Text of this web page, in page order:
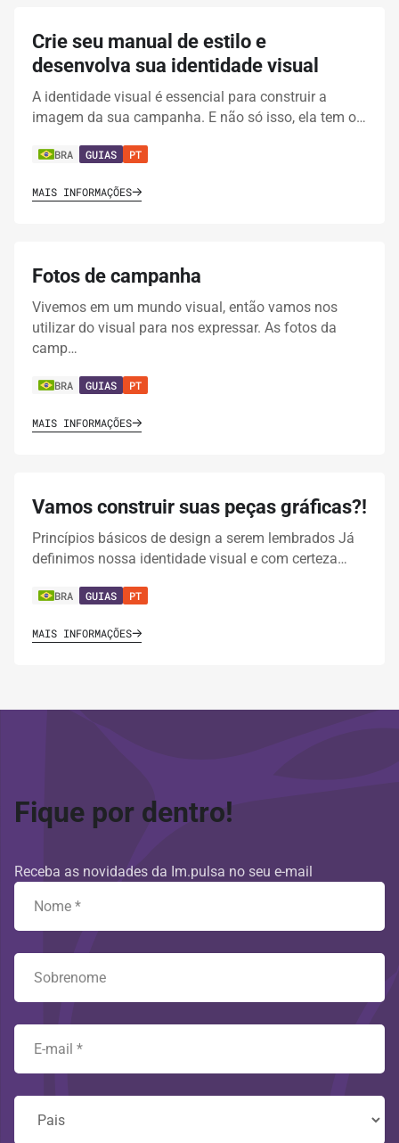
Crie seu manual de estilo e
desenvolva sua identidade visual
A identidade visual é essencial para construir a
imagem da sua campanha. E não só isso, ela tem o…
BRA GUIAS PT
MAIS INFORMAÇÕES
Fotos de campanha
Vivemos em um mundo visual, então vamos nos
utilizar do visual para nos expressar. As fotos da
camp…
BRA GUIAS PT
MAIS INFORMAÇÕES
Vamos construir suas peças gráficas?!
Princípios básicos de design a serem lembrados Já
definimos nossa identidade visual e com certeza…
BRA GUIAS PT
MAIS INFORMAÇÕES
Fique por dentro!
Receba as novidades da Im.pulsa no seu e-mail